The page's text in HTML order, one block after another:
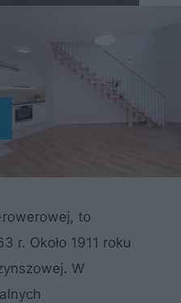
to
r. Około 1911 roku
W